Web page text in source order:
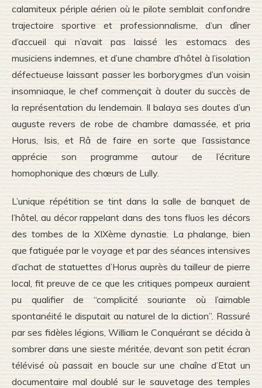
calamiteux périple aérien où le pilote semblait confondre
trajectoire sportive et professionnalisme, d’un dîner
d’accueil qui n’avait pas laissé les estomacs des
musiciens indemnes, et d’une chambre d’hôtel à l’isolation
défectueuse laissant passer les borborygmes d’un voisin
insomniaque, le chef commençait à douter du succès de
la représentation du lendemain. Il balaya ses doutes d’un
auguste revers de robe de chambre damassée, et pria
Horus, Isis, et Râ de faire en sorte que l’assistance
apprécie son programme autour de l’écriture
homophonique des chœurs de Lully.
L’unique répétition se tint dans la salle de banquet de
l’hôtel, au décor rappelant dans des tons fluos les décors
des tombes de la XIXème dynastie. La phalange, bien
que fatiguée par le voyage et par des séances intensives
d’achat de statuettes d’Horus auprès du tailleur de pierre
local, fit preuve de ce que les critiques pompeux auraient
pu qualifier de “complicité souriante où l’aimable
spontanéité le disputait au naturel de la diction”. Rassuré
par ses fidèles légions, William le Conquérant se décida à
sombrer dans une sieste méritée, devant son petit écran
télévisé où passait en boucle sur une chaîne d’Etat un
documentaire mal doublé sur le sauvetage des temples